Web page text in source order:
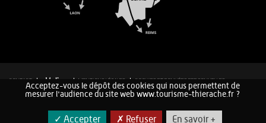
CONTACT MENTIONS LÉGALES
COOKIES ET DONNÉES PERSONNELLES
PLAN DU SITE
Acceptez-vous le dépôt des cookies qui nous permettent de
mesurer l'audience du site web www.tourisme-thierache.fr ?
✓ Accepter ✗ Refuser En savoir +